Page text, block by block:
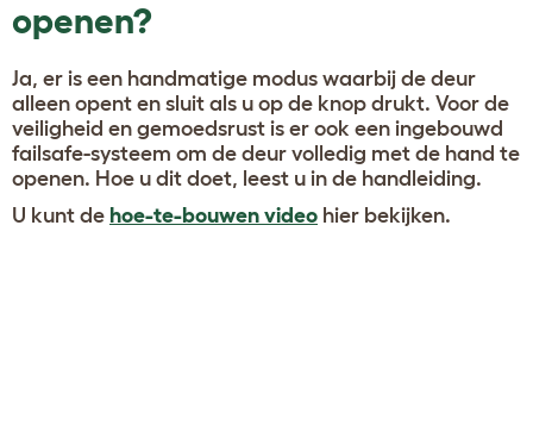
openen?
Ja, er is een handmatige modus waarbij de deur
alleen opent en sluit als u op de knop drukt. Voor de
veiligheid en gemoedsrust is er ook een ingebouwd
failsafe-systeem om de deur volledig met de hand te
openen. Hoe u dit doet, leest u in de handleiding.
U kunt de hoe-te-bouwen video hier bekijken.